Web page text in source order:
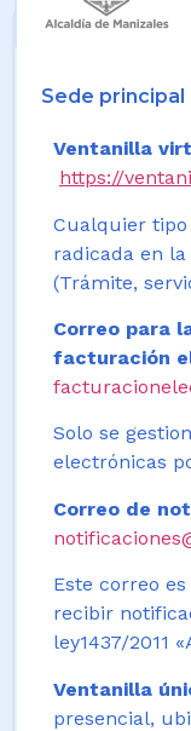
Sede principal
Ventanilla
https://
Cualquier
radicada en
(Trámite,
Correo para
facturación
Solo se
electrónicas
Correo de
Este correo
recibir
ley1437/2011
Ventanilla
presencial,